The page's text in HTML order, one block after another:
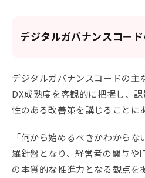
デジタルガバナンスコー
デジタルガバナンスコードの主
DX成熟度を客観的に把握し、
性のある改善策を講じることに
「何から始めるべきかわから
羅針盤となり、経営者の関与や
の本質的な推進力となる観点を